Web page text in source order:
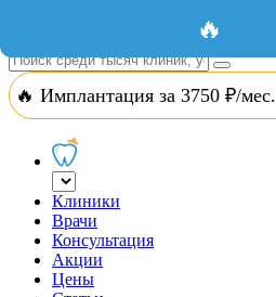
Вход
🔥 Имплантация за 3750 ₽/мес.
Клиники
Врачи
Консультация
Акции
Цены
🔥